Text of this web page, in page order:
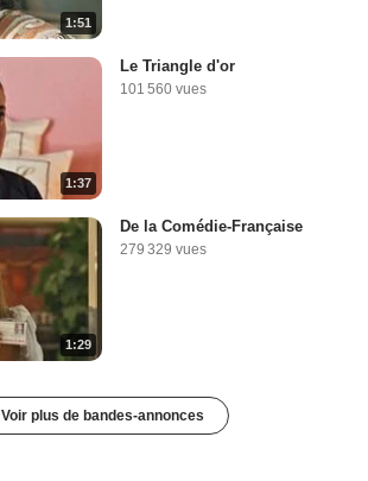
1:51
1:37
Le Triangle d'or
101 560 vues
1:29
De la Comédie-Française
279 329 vues
Voir plus de bandes-annonces